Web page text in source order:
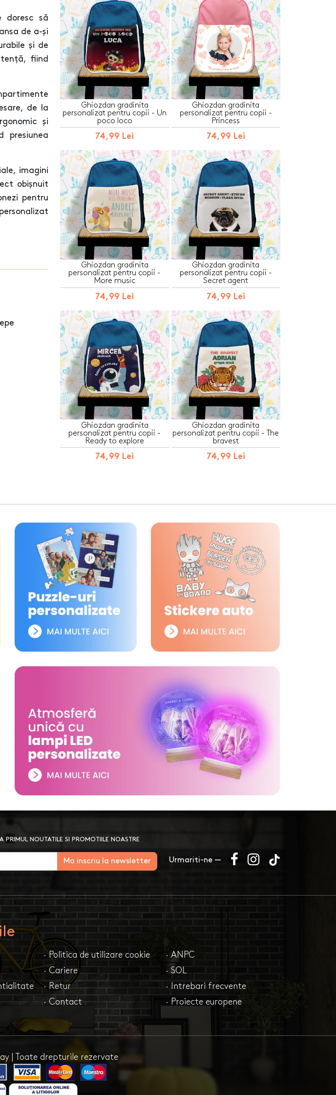
doresc să
de a-și
și de
fiind
de la
și
presiunea
imagini
obișnuit
pentru
Ghiozdan gradinita
personalizat pentru copii - Un
poco loco
74,99 Lei
Ghiozdan gradinita
personalizat pentru copii -
Princess
74,99 Lei
Ghiozdan gradinita
personalizat pentru copii -
More music
74,99 Lei
Ghiozdan gradinita
personalizat pentru copii -
Secret agent
74,99 Lei
Ghiozdan gradinita
personalizat pentru copii -
Ready to explore
74,99 Lei
Ghiozdan gradinita
personalizat pentru copii - The
bravest
74,99 Lei
PRIMUL NOUTATILE SI PROMOTIILE NOASTRE
Ma inscriu la newsletter Urmariti-ne —
· Politica de utilizare cookie
· Cariere
· Retur
· Contact
· ANPC
· SOL
· Intrebari frecvente
· Proiecte europene
| Toate drepturile rezervate